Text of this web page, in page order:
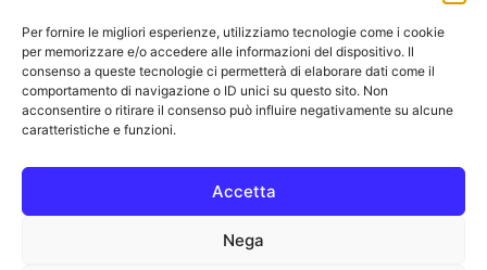
Per fornire le migliori esperienze, utilizziamo tecnologie come i cookie
per memorizzare e/o accedere alle informazioni del dispositivo. Il
consenso a queste tecnologie ci permetterà di elaborare dati come il
comportamento di navigazione o ID unici su questo sito. Non
acconsentire o ritirare il consenso può influire negativamente su alcune
caratteristiche e funzioni.
Accetta
Nega
System